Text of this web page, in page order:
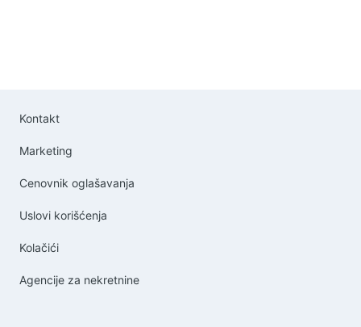
Kontakt
Marketing
Cenovnik oglašavanja
Uslovi korišćenja
Kolačići
Agencije za nekretnine